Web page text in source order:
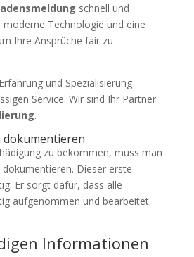
schnell und
Technologie und eine
Ihre Ansprüche fair zu
und Spezialisierung
Service. Wir sind Ihr Partner
.
dokumentieren
zu bekommen, muss man
dokumentieren. Dieser erste
Er sorgt dafür, dass alle
aufgenommen und bearbeitet
Informationen